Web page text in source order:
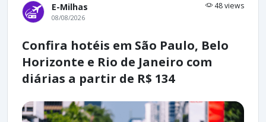
E-Milhas 48 views
08/08/2026
Confira hotéis em São Paulo, Belo
Horizonte e Rio de Janeiro com
diárias a partir de R$ 134